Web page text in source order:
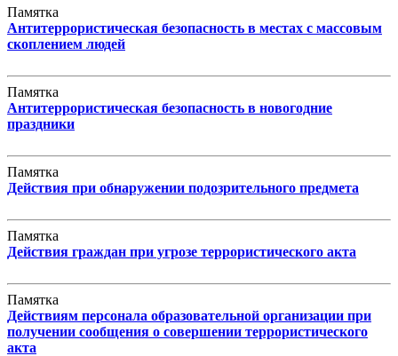
Памятка
Антитеррористическая безопасность в местах с массовым
скоплением людей
Памятка
Антитеррористическая безопасность в новогодние
праздники
Памятка
Действия при обнаружении подозрительного предмета
Памятка
Действия граждан при угрозе террористического акта
Памятка
Действиям персонала образовательной организации при
получении сообщения о совершении террористического
акта